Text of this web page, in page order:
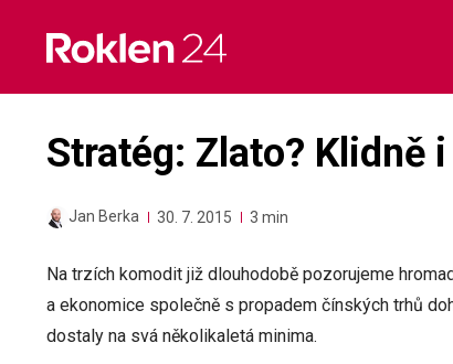
content
Stratég: Zlato? Klidně
Jan Berka 30. 7. 2015 3 min
Na trzích komodit již dlouhodobě pozorujeme
a ekonomice společně s propadem čínských trhů
dostaly na svá několikaletá minima.